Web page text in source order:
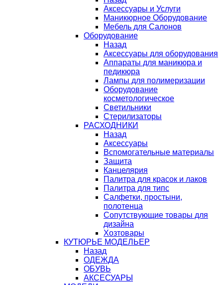
Аксессуары и Услуги
Маникюрное Оборудование
Мебель для Салонов
Оборудование
Назад
Аксессуары для оборудования
Аппараты для маникюра и
педикюра
Лампы для полимеризации
Оборудование
косметологическое
Светильники
Стерилизаторы
РАСХОДНИКИ
Назад
Аксессуары
Вспомогательные материалы
Защита
Канцелярия
Палитра для красок и лаков
Палитра для типс
Салфетки, простыни,
полотенца
Сопутствующие товары для
дизайна
Хозтовары
КУТЮРЬЕ МОДЕЛЬЕР
Назад
ОДЕЖДА
ОБУВЬ
АКСЕСУАРЫ